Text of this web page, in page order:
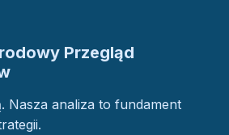
Przegląd
Nasza analiza to fundament